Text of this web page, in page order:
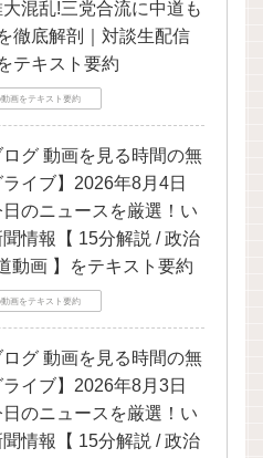
混乱!三党合流に中道も
徹底解剖｜対談生配信
テキスト要約
画をテキスト要約
グ 動画を見る時間の無
イブ】2026年8月4日
日のニュースを厳選！い
情報【 15分解説 / 政治
動画 】をテキスト要約
画をテキスト要約
グ 動画を見る時間の無
イブ】2026年8月3日
日のニュースを厳選！い
情報【 15分解説 / 政治